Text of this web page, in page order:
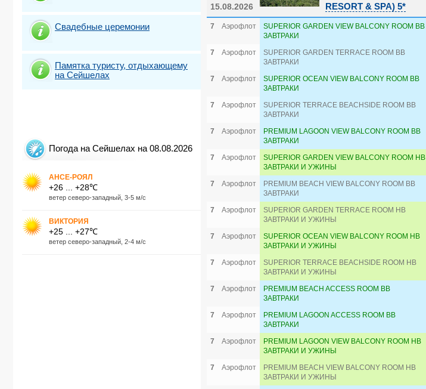
Свадебные церемонии
Памятка туристу, отдыхающему
на Сейшелах
Погода на Сейшелах на 08.08.2026
АНСЕ-РОЯЛ
+26 ... +28℃
ветер северо-западный, 3-5 м/с
ВИКТОРИЯ
+25 ... +27℃
ветер северо-западный, 2-4 м/с
15.08.2026
RESORT & SPA) 5*
7 Аэрофлот
SUPERIOR GARDEN VIEW BALCONY ROOM BB
ЗАВТРАКИ
7 Аэрофлот
SUPERIOR GARDEN TERRACE ROOM BB
ЗАВТРАКИ
7 Аэрофлот
SUPERIOR OCEAN VIEW BALCONY ROOM BB
ЗАВТРАКИ
7 Аэрофлот
SUPERIOR TERRACE BEACHSIDE ROOM BB
ЗАВТРАКИ
7 Аэрофлот
PREMIUM LAGOON VIEW BALCONY ROOM BB
ЗАВТРАКИ
7 Аэрофлот
SUPERIOR GARDEN VIEW BALCONY ROOM HB
ЗАВТРАКИ И УЖИНЫ
7 Аэрофлот
PREMIUM BEACH VIEW BALCONY ROOM BB
ЗАВТРАКИ
7 Аэрофлот
SUPERIOR GARDEN TERRACE ROOM HB
ЗАВТРАКИ И УЖИНЫ
7 Аэрофлот
SUPERIOR OCEAN VIEW BALCONY ROOM HB
ЗАВТРАКИ И УЖИНЫ
7 Аэрофлот
SUPERIOR TERRACE BEACHSIDE ROOM HB
ЗАВТРАКИ И УЖИНЫ
7 Аэрофлот
PREMIUM BEACH ACCESS ROOM BB
ЗАВТРАКИ
7 Аэрофлот
PREMIUM LAGOON ACCESS ROOM BB
ЗАВТРАКИ
7 Аэрофлот
PREMIUM LAGOON VIEW BALCONY ROOM HB
ЗАВТРАКИ И УЖИНЫ
7 Аэрофлот
PREMIUM BEACH VIEW BALCONY ROOM HB
ЗАВТРАКИ И УЖИНЫ